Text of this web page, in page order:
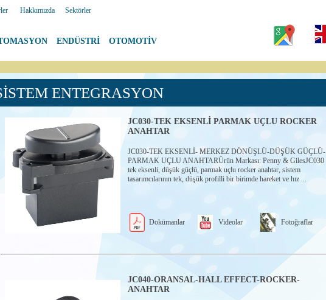
Hakkımızda Sektörler
ENDÜSTRİ OTOMOTİV
ENTEGRASYON
JC030-TEK EKSENLİ PARMAK UÇLU ROCKER
ANAHTAR
JC030-TEK EKSENLİ- MERKEZ DÖNÜŞLÜ-DÜŞÜK GÜÇLÜ-
PARMAK UÇLU ANAHTARÜrün Markası: Penny & GilesJC030
tek eksenli, düşük güçlü, parmak uçlu rocker anahtar, sistem
tasarımcılarının tek, düşük profilli bir birimde hareket ve hız ...
Dokümanlar Videolar Fotoğraflar
JC040-ORANSAL-HALL EFFECT-ROCKER-
ANAHTAR